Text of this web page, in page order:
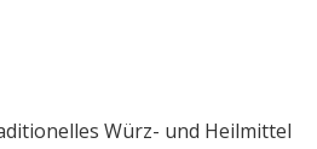
Würz- und Heilmittel